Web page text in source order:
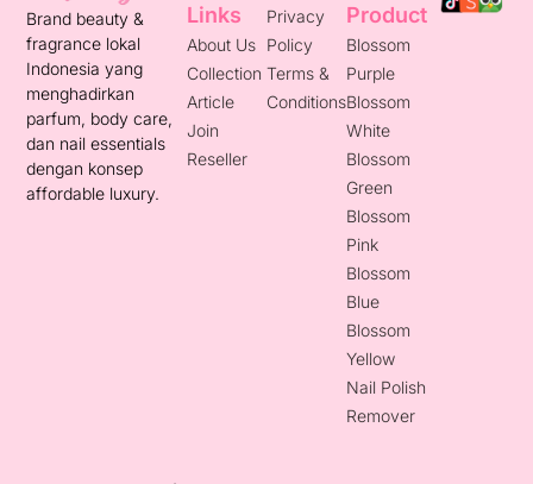
Brand beauty &
fragrance lokal
Indonesia yang
menghadirkan
parfum, body care,
dan nail essentials
dengan konsep
affordable luxury.
Links
About Us
Collection
Article
Join
Reseller
Privacy
Policy
Terms &
Conditions
Product
Blossom
Purple
Blossom
White
Blossom
Green
Blossom
Pink
Blossom
Blue
Blossom
Yellow
Nail Polish
Remover